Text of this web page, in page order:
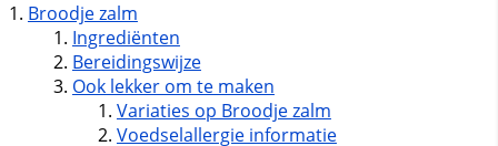
Broodje zalm
Ingrediënten
Bereidingswijze
Ook lekker om te maken
Variaties op Broodje zalm
Voedselallergie informatie